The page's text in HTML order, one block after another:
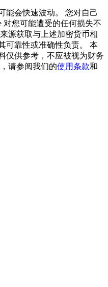
能会快速波动。 您对自己
对您可能遭受的任何损失不
源获取与上述加密货币相
可靠性或准确性负责。 本
仅供参考，不应被视为财务
请参阅我们的使用条款和